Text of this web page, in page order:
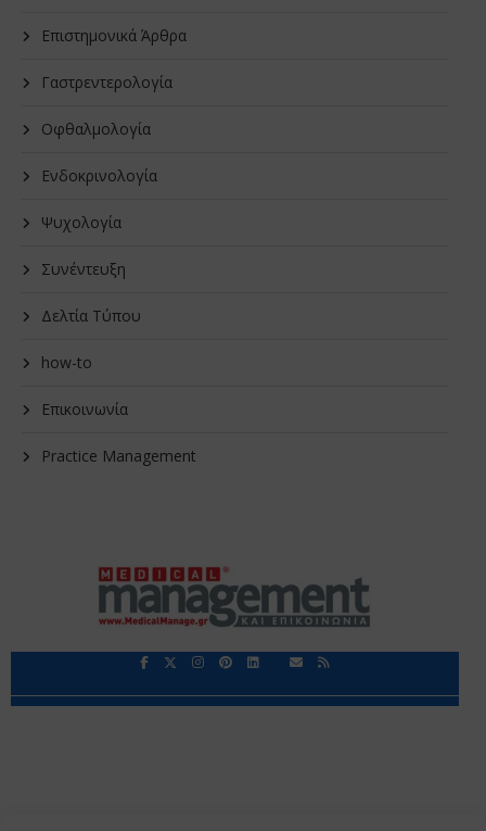
Επιστημονικά Άρθρα
Γαστρεντερολογία
Οφθαλμολογία
Ενδοκρινολογία
Ψυχολογία
Συνέντευξη
Δελτία Τύπου
how-to
Επικοινωνία
Practice Management